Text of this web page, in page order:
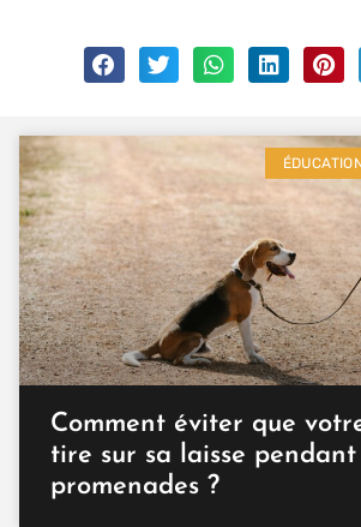
Comment éviter que
tire sur sa laisse pendant
promenades ?